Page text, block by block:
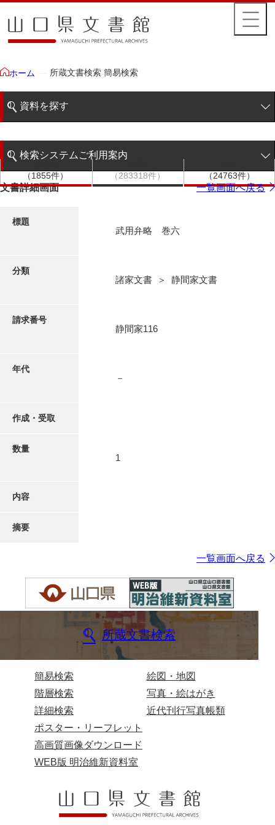
ホーム 所蔵文書検索 簡易検索
資料を探す
階層検索
写真・絵はがき
近代刊行写真帳類
検索システムご利用案内
検索システムの利用について
（1855件）
（283318件）
（24763件）
文書詳細画面 一覧画面へ戻る
標題
武用弁略 巻六
分類
諸家文書 ＞ 静間家文書
請求番号
静間家116
年代
－
作成・受取
数量
1
内容
摘要
一覧画面へ戻る
所蔵文書検索
簡易検索
階層検索
詳細検索
絵図・地図
写真・絵はがき
近代刊行写真帳類
ポスター・リーフレット
高画質画像ダウンロード
WEB版 明治維新資料室